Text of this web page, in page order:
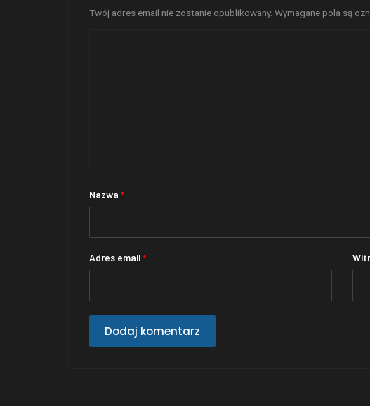
Twój adres email nie zostanie opublikowany. Wymagane pola są
Nazwa *
Adres email*